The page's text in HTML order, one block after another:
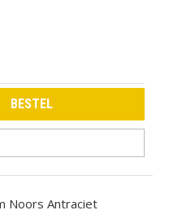
BESTEL
Noors Antraciet